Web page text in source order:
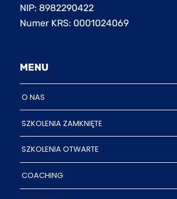
NIP: 8982290422
Numer KRS: 0001024069
MENU
O NAS
SZKOLENIA ZAMKNIĘTE
SZKOLENIA OTWARTE
COACHING